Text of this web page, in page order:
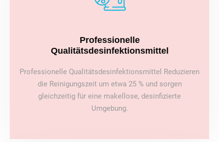
Professionelle
Qualitätsdesinfektionsmittel
Professionelle Qualitätsdesinfektionsmittel Reduzieren
die Reinigungszeit um etwa 25 % und sorgen
gleichzeitig für eine makellose, desinfizierte
Umgebung.